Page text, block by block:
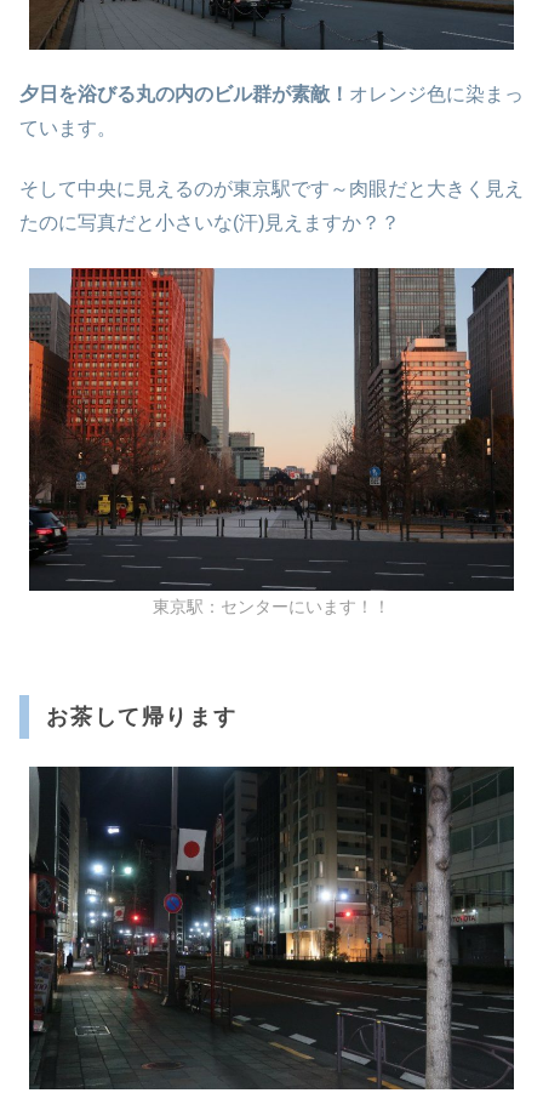
夕日を浴びる丸の内のビル群が素敵！ オレンジ色に染まっ
ています。
そして中央に見えるのが東京駅です～肉眼だと大きく見え
たのに写真だと小さいな(汗)見えますか？？
東京駅：センターにいます！！
お茶して帰ります